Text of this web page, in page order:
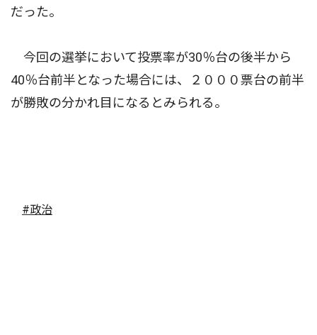
だった。
今回の選挙において投票率が30％台の後半から
40％台前半となった場合には、２０００票台の前半
が勝敗の分かれ目になるとみられる。
#政治